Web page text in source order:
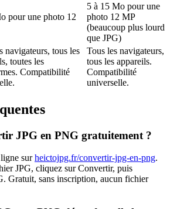
pour une photo 12
5 à 15 Mo pour une
photo 12 MP
(beaucoup plus lourd
que JPG)
navigateurs, tous les
toutes les
Compatibilité
Tous les navigateurs,
tous les appareils.
Compatibilité
universelle.
JPG en PNG gratuitement ?
surheictojpg.fr/convertir-jpg-en-png.
JPG, cliquez sur Convertir, puis
. Gratuit, sans inscription, aucun fichier